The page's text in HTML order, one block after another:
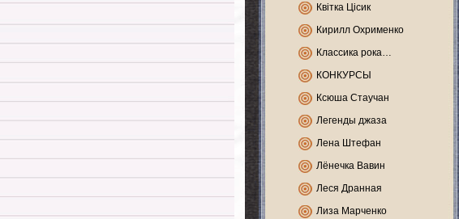
Квітка Цісик
Кирилл Охрименко
Классика рока…
КОНКУРСЫ
Ксюша Стаучан
Легенды джаза
Лена Штефан
Лёнечка Вавин
Леся Дранная
Лиза Марченко